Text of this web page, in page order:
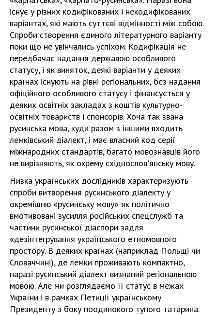
існує у різних кодифікованих і некодифікованих
варіантах, які мають суттєві відмінності між собою.
Спроби створення єдиного літературного варіанту
поки що не увінчались успіхом. Кодифікація не
передбачає надання державою особливого
статусу, і як виняток, деякі варіанти у деяких
країнах існують на рівні регіональних, без надання
офіційного особливого статусу і фінансується у
деяких освітніх закладах з коштів культурно-
освітніх товариств і спонсорів. Хоча так звана
русинська мова, куди разом з іншими входить
лемківський діалект, і має власний код серії
міжнародних стандартів, багато мовознавців його
не вирізняють, як окрему східнослов'янську мову.
Низка українських дослідників характеризують
спроби витворення русинського діалекту у
окремішню «русинську мову» як політично
вмотивовані зусилля російських спецслужб та
частини русинської діаспори задля
«дезінтегрування українського етномовного
простору. В деяких країнах (наприклад Польщі чи
Словаччині), де лемки проживають компактно,
наразі русинський діалект визнаний регіональною
мовою. Але ми розглядаємо її статус в межах
України і в рамках Петиції українському
Президенту з боку поодинокого тупого татарина.